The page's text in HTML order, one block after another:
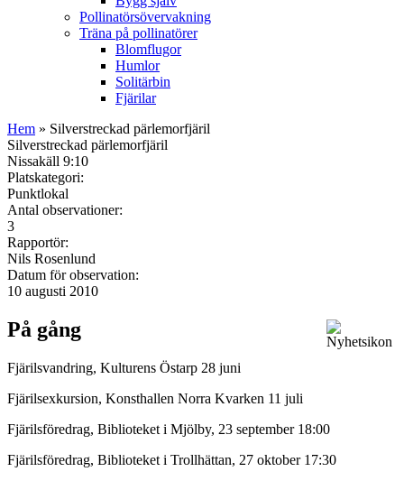
Pollinatörsövervakning
Träna på pollinatörer
Blomflugor
Humlor
Solitärbin
Fjärilar
Hem » Silverstreckad pärlemorfjäril
Silverstreckad pärlemorfjäril
Nissakäll 9:10
Platskategori:
Punktlokal
Antal observationer:
3
Rapportör:
Nils Rosenlund
Datum för observation:
10 augusti 2010
På gång
Fjärilsvandring, Kulturens Östarp 28 juni
Fjärilsexkursion, Konsthallen Norra Kvarken 11 juli
Fjärilsföredrag, Biblioteket i Mjölby, 23 september 18:00
Fjärilsföredrag, Biblioteket i Trollhättan, 27 oktober 17:30